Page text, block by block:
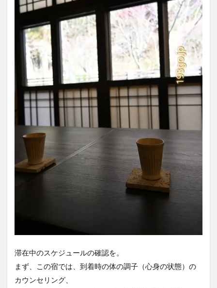
滞在中のスケジュールの確認を。
まず、この宿では、到着時の体の調子（心身の状態）の
カウンセリング、